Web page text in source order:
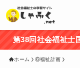
38回社会福祉士国家
ホーム ⑥福祉計画